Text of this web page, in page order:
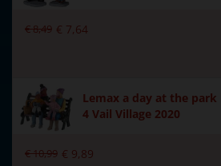
€8,49 € 7,64
Lemax a day at the
4 Vail Village 2020
€10,99 € 9,89